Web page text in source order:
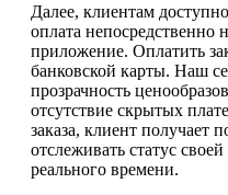
Далее, клиентам
оплата непосредственно
приложение. Оплатить
банковской карты. Наш
прозрачность
отсутствие скрытых
заказа, клиент получает
отслеживать статус
реального времени.